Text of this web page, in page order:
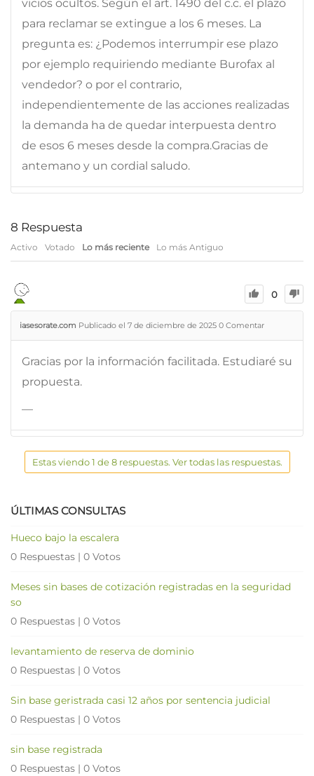
vicios ocultos. Según el art. 1490 del c.c. el plazo
para reclamar se extingue a los 6 meses. La
pregunta es: ¿Podemos interrumpir ese plazo
por ejemplo requiriendo mediante Burofax al
vendedor? o por el contrario,
independientemente de las acciones realizadas
la demanda ha de quedar interpuesta dentro
de esos 6 meses desde la compra.Gracias de
antemano y un cordial saludo.
8 Respuesta
Activo Votado Lo más reciente Lo más Antiguo
0
iasesorate.com Publicado el 7 de diciembre de 2025 0 Comentar
Gracias por la información facilitada. Estudiaré su
propuesta.
—
Estas viendo 1 de 8 respuestas. Ver todas las respuestas.
ÚLTIMAS CONSULTAS
Hueco bajo la escalera
0 Respuestas | 0 Votos
Meses sin bases de cotización registradas en la seguridad
so
0 Respuestas | 0 Votos
levantamiento de reserva de dominio
0 Respuestas | 0 Votos
Sin base geristrada casi 12 años por sentencia judicial
0 Respuestas | 0 Votos
sin base registrada
0 Respuestas | 0 Votos